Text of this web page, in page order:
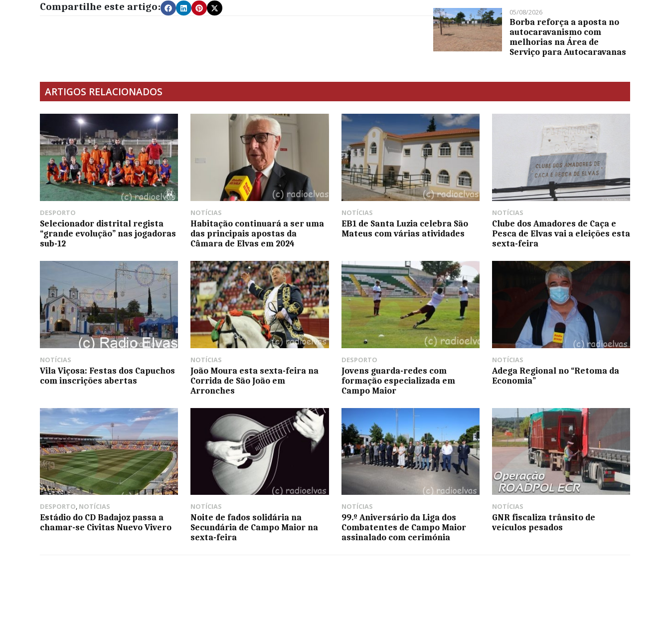
Compartilhe este artigo: 05/08/2026
Borba reforça a aposta no
autocaravanismo com
melhorias na Área de
Serviço para Autocaravanas
ARTIGOS RELACIONADOS
DESPORTO
Selecionador distrital regista
“grande evolução” nas jogadoras
sub-12
NOTÍCIAS
Habitação continuará a ser uma
das principais apostas da
Câmara de Elvas em 2024
NOTÍCIAS
EB1 de Santa Luzia celebra São
Mateus com várias atividades
NOTÍCIAS
Clube dos Amadores de Caça e
Pesca de Elvas vai a eleições esta
sexta-feira
NOTÍCIAS
Vila Viçosa: Festas dos Capuchos
com inscrições abertas
NOTÍCIAS
João Moura esta sexta-feira na
Corrida de São João em
Arronches
DESPORTO
Jovens guarda-redes com
formação especializada em
Campo Maior
NOTÍCIAS
Adega Regional no “Retoma da
Economia”
DESPORTO, NOTÍCIAS
Estádio do CD Badajoz passa a
chamar-se Civitas Nuevo Vivero
NOTÍCIAS
Noite de fados solidária na
Secundária de Campo Maior na
sexta-feira
NOTÍCIAS
99.º Aniversário da Liga dos
Combatentes de Campo Maior
assinalado com cerimónia
NOTÍCIAS
GNR fiscaliza trânsito de
veículos pesados